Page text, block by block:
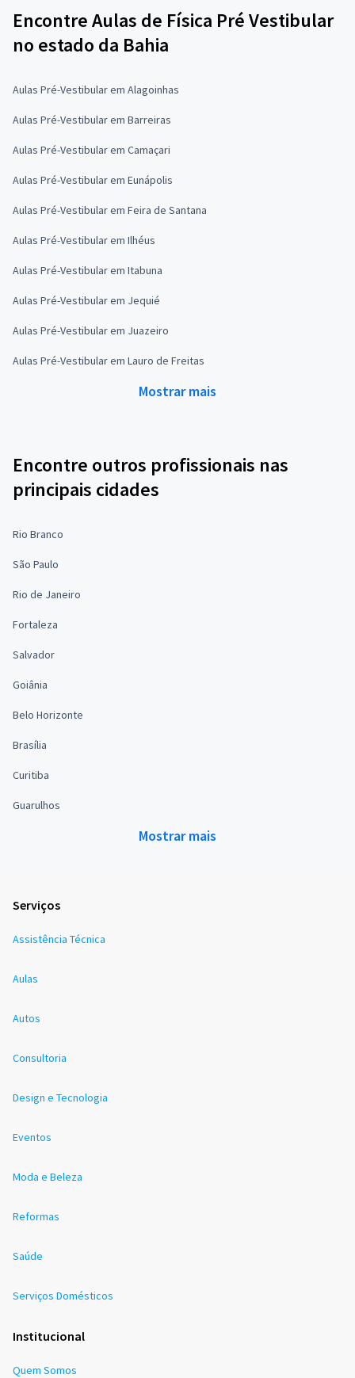
Encontre Aulas de Física Pré Vestibular
no estado da Bahia
Aulas Pré-Vestibular em Alagoinhas
Aulas Pré-Vestibular em Barreiras
Aulas Pré-Vestibular em Camaçari
Aulas Pré-Vestibular em Eunápolis
Aulas Pré-Vestibular em Feira de Santana
Aulas Pré-Vestibular em Ilhéus
Aulas Pré-Vestibular em Itabuna
Aulas Pré-Vestibular em Jequié
Aulas Pré-Vestibular em Juazeiro
Aulas Pré-Vestibular em Lauro de Freitas
Mostrar mais
Encontre outros profissionais nas
principais cidades
Rio Branco
São Paulo
Rio de Janeiro
Fortaleza
Salvador
Goiânia
Belo Horizonte
Brasília
Curitiba
Guarulhos
Mostrar mais
Serviços
Assistência Técnica
Aulas
Autos
Consultoria
Design e Tecnologia
Eventos
Moda e Beleza
Reformas
Saúde
Serviços Domésticos
Institucional
Quem Somos